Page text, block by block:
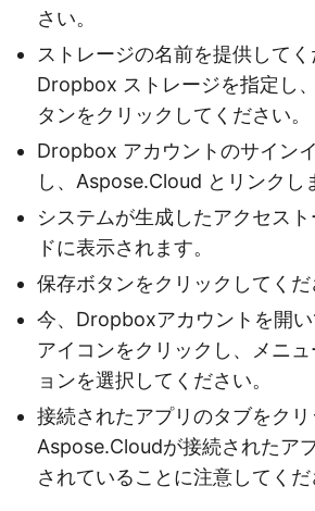
さい。
ストレージの名前を提供して
Dropbox ストレージを指定し
タンをクリックしてください。
Dropbox アカウントのサイン
し、Aspose.Cloud とリンクし
システムが生成したアクセス
ドに表示されます。
保存ボタンをクリックしてくだ
今、Dropboxアカウントを開
アイコンをクリックし、メニ
ョンを選択してください。
接続されたアプリのタブをクリ
Aspose.Cloudが接続されたア
されていることに注意してくだ